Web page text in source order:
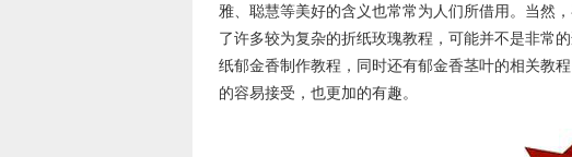
雅、聪慧等美好的含义也常常为人们所借用。当然
了许多较为复杂的折纸玫瑰教程，可能并不是非常
纸郁金香制作教程，同时还有郁金香茎叶的相关教
的容易接受，也更加的有趣。